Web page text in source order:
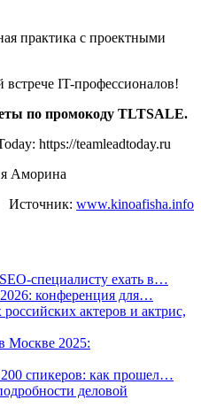
практика с проектными
IT-профессионалов!
по промокоду TLTSALE.
https://teamleadtoday.ru
Аморина
Источник: www.kinoafisha.info
специалисту ехать в…
конференция для…
актеров и актрис,
Москве 2025:
200 спикеров: как прошел…
деловой